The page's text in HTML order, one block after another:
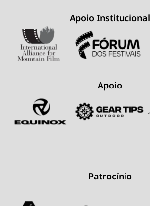
Apoio Institucional
Apoio
Patrocínio